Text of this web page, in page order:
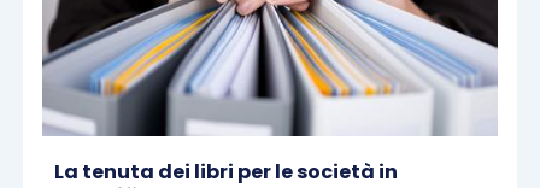
La tenuta dei libri per le società in